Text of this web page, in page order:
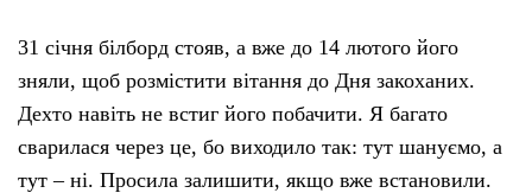
31 січня білборд стояв, а вже до 14 лютого його
зняли, щоб розмістити вітання до Дня закоханих.
Дехто навіть не встиг його побачити. Я багато
сварилася через це, бо виходило так: тут шануємо, а
тут – ні. Просила залишити, якщо вже встановили.